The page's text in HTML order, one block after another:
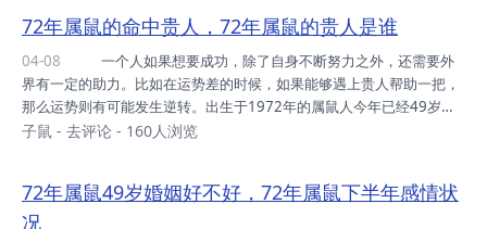
状况出现。下面就来看看，2021年下半年属鼠人会经历什么大事。声
明：图片由网友上传，来源网络，如有侵权，敬请告知！ 2021年
属鼠人下半年会发生什么大事 1. 投资失利 尽管2021年的属鼠
朋友在“岁合”吉星的助运之下...
72年属鼠的命中贵人，72年属鼠的贵人是谁
04-08
界有一定的助力。比如在运势差的时候，如果能够遇上贵人帮助一把，
那么运势则有可能发生逆转。出生于1972年的属鼠人今年已经49岁
了，这个年纪的人大多事业和家庭已经稳定。属鼠的人天生性格稳重，
一层楼。下面就来看看，72年属鼠人命中的贵人是谁。声明：图片由网
友上传，来源网络，如有侵权，敬请告知！ 72年属鼠人命中的贵
子鼠 - 去评论 - 160人浏览
72年属鼠49岁婚姻好不好，72年属鼠下半年感情状
况